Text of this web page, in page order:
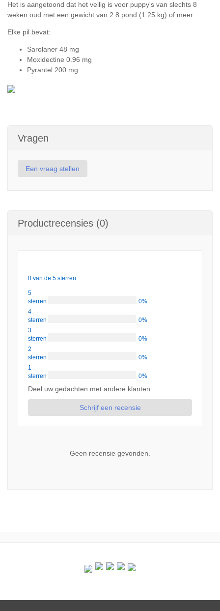
Het is aangetoond dat het veilig is voor puppy's van slechts 8
weken oud met een gewicht van 2.8 pond (1.25 kg) of meer.
Elke pil bevat:
Sarolaner 48 mg
Moxidectine 0.96 mg
Pyrantel 200 mg
Vragen
Een vraag stellen
Productrecensies (0)
0 van de 5 sterren
5
sterren
0%
4
sterren
0%
3
sterren
0%
2
sterren
0%
1
sterren
0%
Deel uw gedachten met andere klanten
Schrijf een recensie
Geen recensie gevonden.